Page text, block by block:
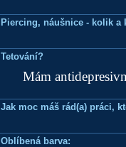
Piercing, náušnice - kolik a
Tetování?
Mám
Jak moc máš rád(a) práci,
Oblíbená barva: